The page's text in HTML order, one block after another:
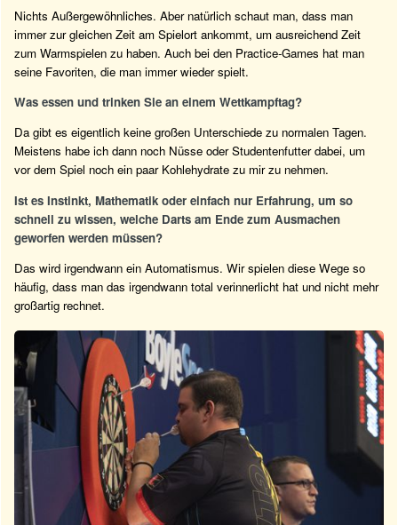
Nichts Außergewöhnliches. Aber natürlich schaut man, dass man
immer zur gleichen Zeit am Spielort ankommt, um ausreichend Zeit
zum Warmspielen zu haben. Auch bei den Practice-Games hat man
seine Favoriten, die man immer wieder spielt.
Was essen und trinken Sie an einem Wettkampftag?
Da gibt es eigentlich keine großen Unterschiede zu normalen Tagen.
Meistens habe ich dann noch Nüsse oder Studentenfutter dabei, um
vor dem Spiel noch ein paar Kohlehydrate zu mir zu nehmen.
Ist es Instinkt, Mathematik oder einfach nur Erfahrung, um so
schnell zu wissen, welche Darts am Ende zum Ausmachen
geworfen werden müssen?
Das wird irgendwann ein Automatismus. Wir spielen diese Wege so
häufig, dass man das irgendwann total verinnerlicht hat und nicht mehr
großartig rechnet.